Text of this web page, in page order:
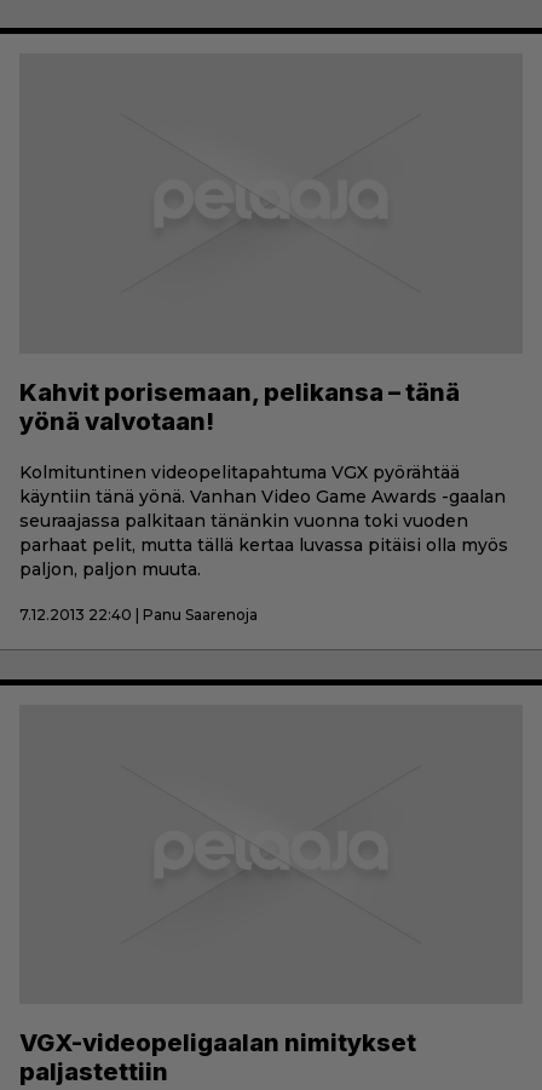
Kahvit porisemaan, pelikansa – tänä
yönä valvotaan!
Kolmituntinen videopelitapahtuma VGX pyörähtää
käyntiin tänä yönä. Vanhan Video Game Awards -gaalan
seuraajassa palkitaan tänänkin vuonna toki vuoden
parhaat pelit, mutta tällä kertaa luvassa pitäisi olla myös
paljon, paljon muuta.
7.12.2013 22:40 | Panu Saarenoja
VGX-videopeligaalan nimitykset
paljastettiin